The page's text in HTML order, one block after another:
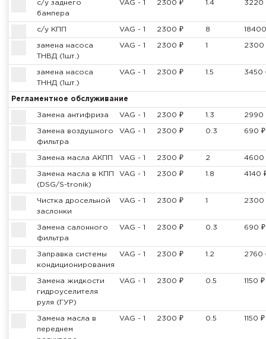
с/у заднего
бампера
VAG - 1 2300 ₽ 1.4 3220
с/у КПП VAG - 1 2300 ₽ 8
замена насоса
ТНВД (1шт.)
VAG - 1 2300 ₽ 1 2300
замена насоса
ТННД (1шт.)
VAG - 1 2300 ₽ 1.5 3450
Регламентное обслуживание
Замена антифриза VAG - 1 2300 ₽ 1.3 2990
Замена воздушного
фильтра
VAG - 1 2300 ₽ 0.3 690 ₽
Замена масла АКПП VAG - 1 2300 ₽ 2 4600
Замена масла в КПП
(DSG/S-tronik)
VAG - 1 2300 ₽ 1.8 4140
Чистка дросельной
заслонки
VAG - 1 2300 ₽ 1 2300
Замена салонного
фильтра
VAG - 1 2300 ₽ 0.3 690 ₽
Заправка системы
кондиционирования
VAG - 1 2300 ₽ 1.2 2760
Замена жидкости
гидроуселителя
руля (ГУР)
VAG - 1 2300 ₽ 0.5 1150 ₽
Замена масла в
переднем
VAG - 1 2300 ₽ 0.5 1150 ₽